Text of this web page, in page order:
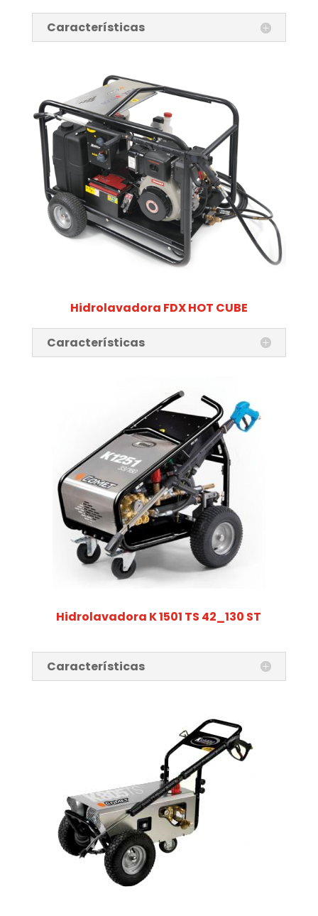
Características
Hidrolavadora FDX HOT CUBE
Características
Hidrolavadora K 1501 TS 42_130 ST
Características